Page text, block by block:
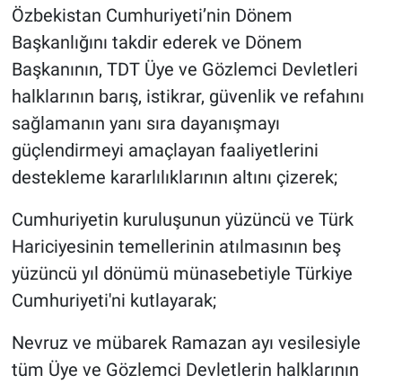
Özbekistan Cumhuriyeti’nin Dönem
Başkanlığını takdir ederek ve Dönem
Başkanının, TDT Üye ve Gözlemci Devletleri
halklarının barış, istikrar, güvenlik ve refahını
sağlamanın yanı sıra dayanışmayı
güçlendirmeyi amaçlayan faaliyetlerini
destekleme kararlılıklarının altını çizerek;
Cumhuriyetin kuruluşunun yüzüncü ve Türk
Hariciyesinin temellerinin atılmasının beş
yüzüncü yıl dönümü münasebetiyle Türkiye
Cumhuriyeti'ni kutlayarak;
Nevruz ve mübarek Ramazan ayı vesilesiyle
tüm Üye ve Gözlemci Devletlerin halklarının